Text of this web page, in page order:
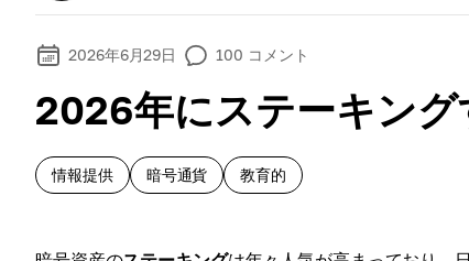
2026年6月29日 100 コメント
2026年にステーキン
情報提供 暗号通貨 教育的